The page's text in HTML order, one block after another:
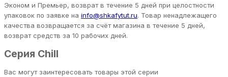
Эконом и Премьер, возврат в течение 5 дней при целостности
упаковок по заявке на info@shkafytut.ru. Товар ненадлежащего
качества возвращается за счёт магазина в течение 5 дней,
возврат средств за 10 рабочих дней.
Серия Chill
Вас могут заинтересовать товары этой серии